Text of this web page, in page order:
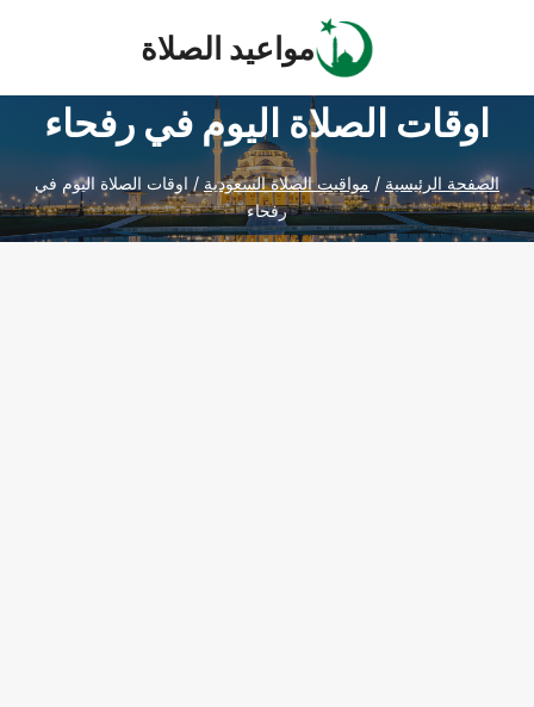
مواعيد الصلاة
اوقات الصلاة اليوم في رفحاء
الصفحة الرئيسية / مواقيت الصلاة السعودية / اوقات الصلاة اليوم في
رفحاء